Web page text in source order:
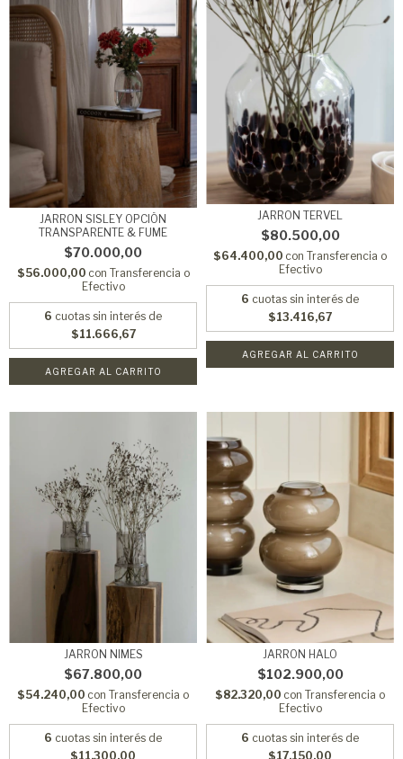
JARRON SISLEY OPCIÓN
TRANSPARENTE & FUME
$70.000,00
$56.000,00 con Transferencia o
Efectivo
6 cuotas sin interés de
$11.666,67
AGREGAR AL CARRITO
JARRON TERVEL
$80.500,00
$64.400,00 con Transferencia o
Efectivo
6 cuotas sin interés de
$13.416,67
AGREGAR AL CARRITO
JARRON NIMES
$67.800,00
$54.240,00 con Transferencia o
Efectivo
6 cuotas sin interés de
$11.300,00
JARRON HALO
$102.900,00
$82.320,00 con Transferencia o
Efectivo
6 cuotas sin interés de
$17.150,00